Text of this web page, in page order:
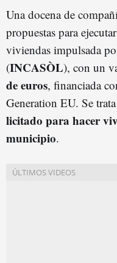
Una docena de
propuestas para
viviendas impulsada
(INCASÒL), con un
de euros, financiada
Generation EU. Se
licitado para hacer
municipio.